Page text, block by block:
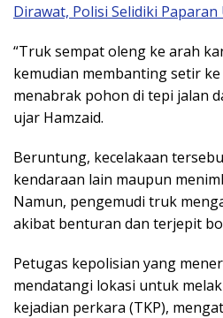
Dirawat, Polisi Selidiki
“Truk sempat oleng ke arah
kemudian membanting setir
menabrak pohon di tepi jalan
ujar Hamzaid.
Beruntung, kecelakaan
kendaraan lain maupun
Namun, pengemudi truk
akibat benturan dan terjepit
Petugas kepolisian yang
mendatangi lokasi untuk
kejadian perkara (TKP),